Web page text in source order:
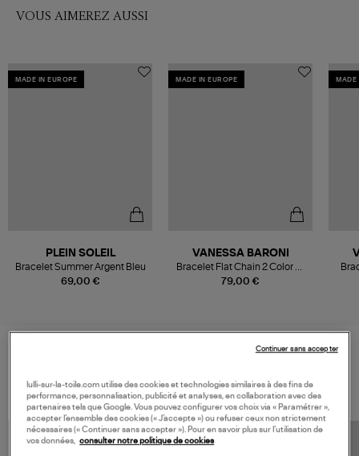
VOUS AIMEREZ AUSSI
MADE IN EUROPE
69,00 €
PLEIN SOLEIL
Bracelet Summer Argent Bleu
MADE IN EUROPE
79,00 €
VANESSA BARONI
Bracelet Flat Chain 2 Color W
Gold Cloud Marble Opaline
MADE
lulli-sur-la-toile.com utilise des cookies et technologies similaires à des fins de
performance, personnalisation, publicité et analyses, en collaboration avec des
partenaires tels que Google. Vous pouvez configurer vos choix via « Paramétrer »,
accepter l’ensemble des cookies (« J’accepte ») ou refuser ceux non strictement
nécessaires (« Continuer sans accepter »). Pour en savoir plus sur l’utilisation de
vos données, consulter notre politique de cookies
Continuer sans accepter